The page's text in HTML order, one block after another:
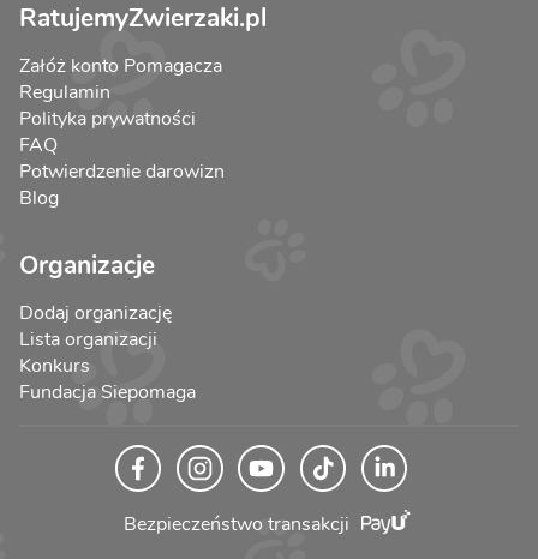
RatujemyZwierzaki.pl
Załóż konto Pomagacza
Regulamin
Polityka prywatności
FAQ
Potwierdzenie darowizn
Blog
Organizacje
Dodaj organizację
Lista organizacji
Konkurs
Fundacja Siepomaga
Bezpieczeństwo transakcji